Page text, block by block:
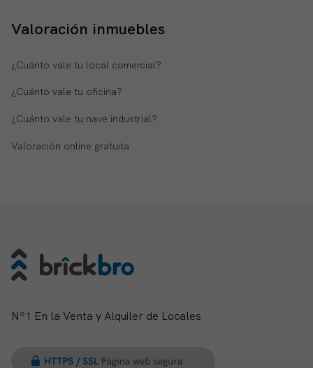
Valoración inmuebles
¿Cuánto vale tu local comercial?
¿Cuánto vale tu oficina?
¿Cuánto vale tu nave industrial?
Valoración online gratuita
Nº1 En la Venta y Alquiler de Locales